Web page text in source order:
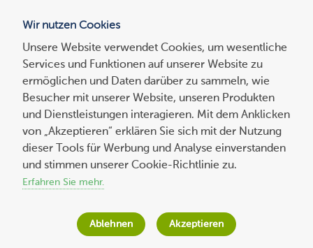
Suchen
nach:
ChatGPT für Entwickler – Teil 1: Mythen
und Missverständnisse
am6. Dezember 2024
Minuten
Wir nutzen Cookies
Unsere Website verwendet Cookies, um wesentliche
Services und Funktionen auf unserer Website zu
ermöglichen und Daten darüber zu sammeln, wie
Besucher mit unserer Website, unseren Produkten
und Dienstleistungen interagieren. Mit dem Anklicken
von „Akzeptieren“ erklären Sie sich mit der Nutzung
dieser Tools für Werbung und Analyse einverstanden
und stimmen unserer Cookie-Richtlinie zu.
Erfahren Sie mehr.
Ablehnen Akzeptieren